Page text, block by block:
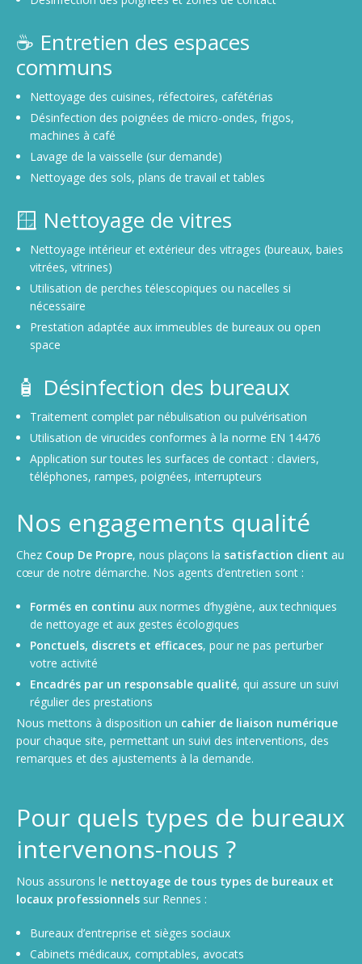
☕ Entretien des espaces
communs
Nettoyage des cuisines, réfectoires, cafétérias
Désinfection des poignées de micro-ondes, frigos,
machines à café
Lavage de la vaisselle (sur demande)
Nettoyage des sols, plans de travail et tables
🪟 Nettoyage de vitres
Nettoyage intérieur et extérieur des vitrages (bureaux, baies
vitrées, vitrines)
Utilisation de perches télescopiques ou nacelles si
nécessaire
Prestation adaptée aux immeubles de bureaux ou open
space
🧴 Désinfection des bureaux
Traitement complet par nébulisation ou pulvérisation
Utilisation de virucides conformes à la norme EN 14476
Application sur toutes les surfaces de contact : claviers,
téléphones, rampes, poignées, interrupteurs
Nos engagements qualité
Chez Coup De Propre, nous plaçons la satisfaction client au
cœur de notre démarche. Nos agents d’entretien sont :
Formés en continu aux normes d’hygiène, aux techniques
de nettoyage et aux gestes écologiques
Ponctuels, discrets et efficaces, pour ne pas perturber
votre activité
Encadrés par un responsable qualité, qui assure un suivi
régulier des prestations
Nous mettons à disposition un cahier de liaison numérique
pour chaque site, permettant un suivi des interventions, des
remarques et des ajustements à la demande.
Pour quels types de bureaux
intervenons-nous ?
Nous assurons le nettoyage de tous types de bureaux et
locaux professionnels sur Rennes :
Bureaux d’entreprise et sièges sociaux
Cabinets médicaux, comptables, avocats